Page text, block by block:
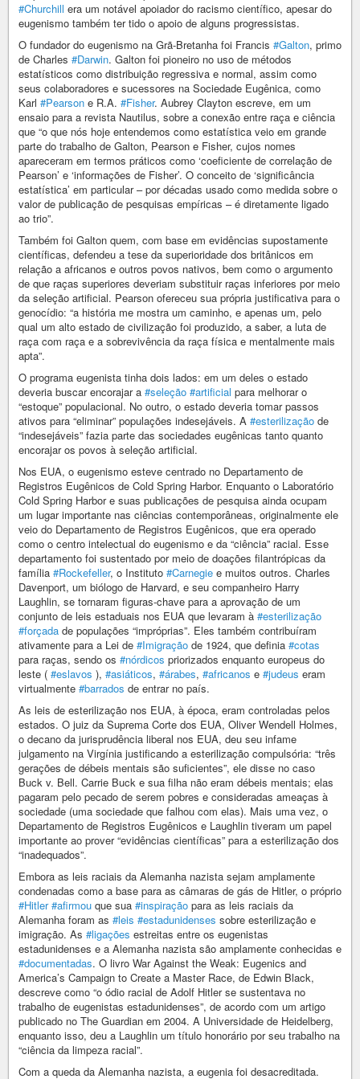
#Churchill era um notável apoiador do racismo científico, apesar do
eugenismo também ter tido o apoio de alguns progressistas.
O fundador do eugenismo na Grã-Bretanha foi Francis #Galton, primo
de Charles #Darwin. Galton foi pioneiro no uso de métodos
estatísticos como distribuição regressiva e normal, assim como
seus colaboradores e sucessores na Sociedade Eugênica, como
Karl #Pearson e R.A. #Fisher. Aubrey Clayton escreve, em um
ensaio para a revista Nautilus, sobre a conexão entre raça e ciência
que “o que nós hoje entendemos como estatística veio em grande
parte do trabalho de Galton, Pearson e Fisher, cujos nomes
apareceram em termos práticos como ‘coeficiente de correlação de
Pearson’ e ‘informações de Fisher’. O conceito de ‘significância
estatística’ em particular – por décadas usado como medida sobre o
valor de publicação de pesquisas empíricas – é diretamente ligado
ao trio”.
Também foi Galton quem, com base em evidências supostamente
científicas, defendeu a tese da superioridade dos britânicos em
relação a africanos e outros povos nativos, bem como o argumento
de que raças superiores deveriam substituir raças inferiores por meio
da seleção artificial. Pearson ofereceu sua própria justificativa para o
genocídio: “a história me mostra um caminho, e apenas um, pelo
qual um alto estado de civilização foi produzido, a saber, a luta de
raça com raça e a sobrevivência da raça física e mentalmente mais
apta”.
O programa eugenista tinha dois lados: em um deles o estado
deveria buscar encorajar a #seleção #artificial para melhorar o
“estoque” populacional. No outro, o estado deveria tomar passos
ativos para “eliminar” populações indesejáveis. A #esterilização de
“indesejáveis” fazia parte das sociedades eugênicas tanto quanto
encorajar os povos à seleção artificial.
Nos EUA, o eugenismo esteve centrado no Departamento de
Registros Eugênicos de Cold Spring Harbor. Enquanto o Laboratório
Cold Spring Harbor e suas publicações de pesquisa ainda ocupam
um lugar importante nas ciências contemporâneas, originalmente ele
veio do Departamento de Registros Eugênicos, que era operado
como o centro intelectual do eugenismo e da “ciência” racial. Esse
departamento foi sustentado por meio de doações filantrópicas da
família #Rockefeller, o Instituto #Carnegie e muitos outros. Charles
Davenport, um biólogo de Harvard, e seu companheiro Harry
Laughlin, se tornaram figuras-chave para a aprovação de um
conjunto de leis estaduais nos EUA que levaram à #esterilização
#forçada de populações “impróprias”. Eles também contribuíram
ativamente para a Lei de #Imigração de 1924, que definia #cotas
para raças, sendo os #nórdicos priorizados enquanto europeus do
leste ( #eslavos ), #asiáticos, #árabes, #africanos e #judeus eram
virtualmente #barrados de entrar no país.
As leis de esterilização nos EUA, à época, eram controladas pelos
estados. O juiz da Suprema Corte dos EUA, Oliver Wendell Holmes,
o decano da jurisprudência liberal nos EUA, deu seu infame
julgamento na Virgínia justificando a esterilização compulsória: “três
gerações de débeis mentais são suficientes”, ele disse no caso
Buck v. Bell. Carrie Buck e sua filha não eram débeis mentais; elas
pagaram pelo pecado de serem pobres e consideradas ameaças à
sociedade (uma sociedade que falhou com elas). Mais uma vez, o
Departamento de Registros Eugênicos e Laughlin tiveram um papel
importante ao prover “evidências científicas” para a esterilização dos
“inadequados”.
Embora as leis raciais da Alemanha nazista sejam amplamente
condenadas como a base para as câmaras de gás de Hitler, o próprio
#Hitler #afirmou que sua #inspiração para as leis raciais da
Alemanha foram as #leis #estadunidenses sobre esterilização e
imigração. As #ligações estreitas entre os eugenistas
estadunidenses e a Alemanha nazista são amplamente conhecidas e
#documentadas. O livro War Against the Weak: Eugenics and
America’s Campaign to Create a Master Race, de Edwin Black,
descreve como “o ódio racial de Adolf Hitler se sustentava no
trabalho de eugenistas estadunidenses”, de acordo com um artigo
publicado no The Guardian em 2004. A Universidade de Heidelberg,
enquanto isso, deu a Laughlin um título honorário por seu trabalho na
“ciência da limpeza racial”.
Com a queda da Alemanha nazista, a eugenia foi desacreditada.